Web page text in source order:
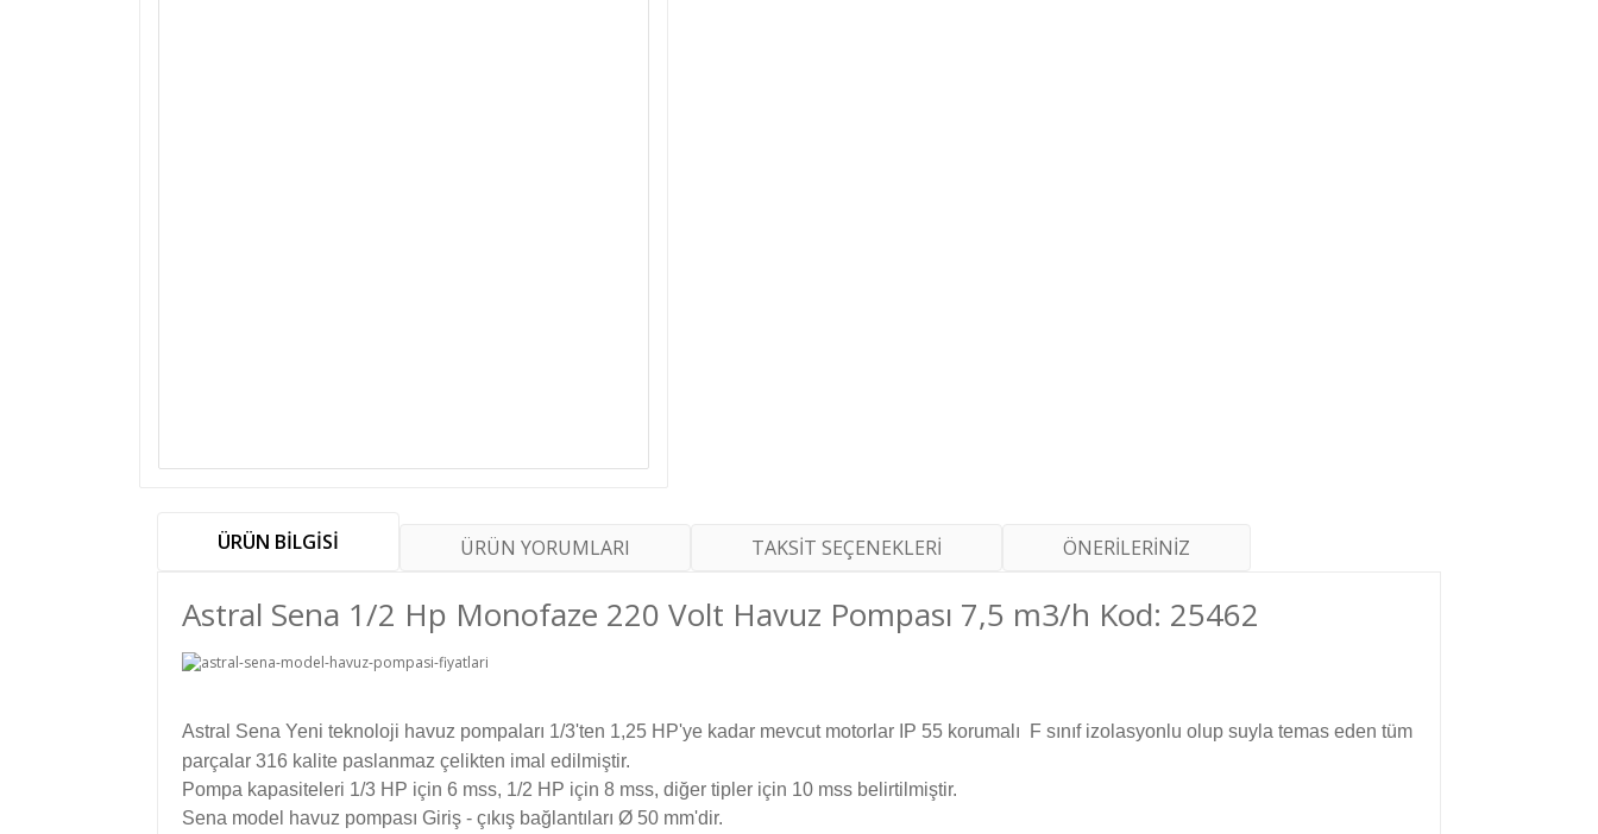
ÜRÜN BİLGİSİ ÜRÜN YORUMLARI TAKSİT SEÇENEKLERİ ÖNERİLERİNİZ
Astral Sena 1/2 Hp Monofaze 220 Volt Havuz Pompası 7,5 m3/h Kod: 25462
Astral Sena Yeni teknoloji havuz pompaları 1/3'ten 1,25 HP'ye kadar mevcut motorlar IP 55 korumalı
F sınıf izolasyonlu olup suyla temas eden tüm
parçalar 316 kalite paslanmaz çelikten imal edilmiştir.
Pompa kapasiteleri 1/3 HP için 6 mss, 1/2 HP için 8 mss, diğer tipler için 10 mss belirtilmiştir.
Sena model havuz pompası Giriş - çıkış bağlantıları Ø 50 mm'dir.